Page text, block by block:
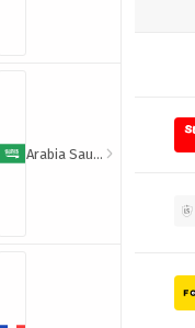
Arabia Saudyjska